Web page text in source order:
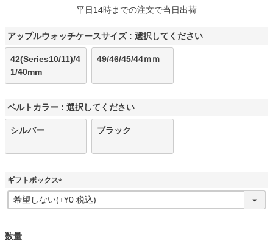
平日14時までの注文で当日出荷
アップルウォッチケースサイズ 選択してください
42(Series10/11)/4
1/40mm
49/46/45/44ｍｍ
ベルトカラー 選択してください
シルバー ブラック
ギフトボックス
(
必